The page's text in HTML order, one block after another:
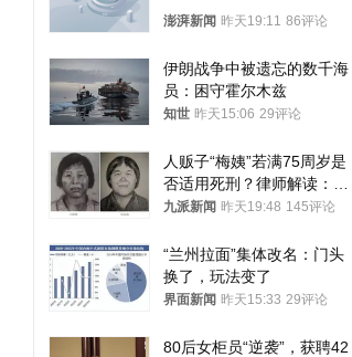
澎湃新闻 昨天19:11 86评论
伊朗战争中被遗忘的数千海
员：困守霍尔木兹
知世 昨天15:06 29评论
人贩子“梅姨”若满75周岁是
否适用死刑？律师解读：很
大概率不会被判处死刑
九派新闻 昨天19:48 145评论
“兰州拉面”集体改名：门头
换了，玩法变了
界面新闻 昨天15:33 29评论
80后女柜员“逆袭”，获聘42